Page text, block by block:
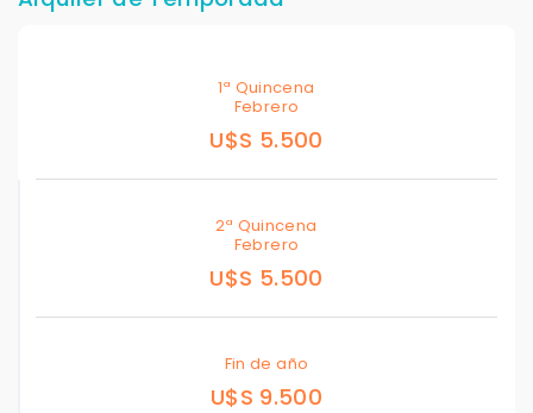
1ª Quincena
Febrero
U$S 5.500
2ª Quincena
Febrero
U$S 5.500
Fin de año
U$S 9.500